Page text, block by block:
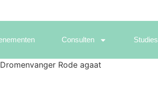
Consulten Studies
Rode agaat